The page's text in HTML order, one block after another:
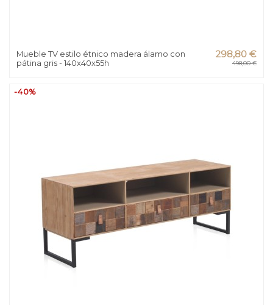
Mueble TV estilo étnico madera álamo con
pátina gris - 140x40x55h
298,80 €
498,00 €
-40%